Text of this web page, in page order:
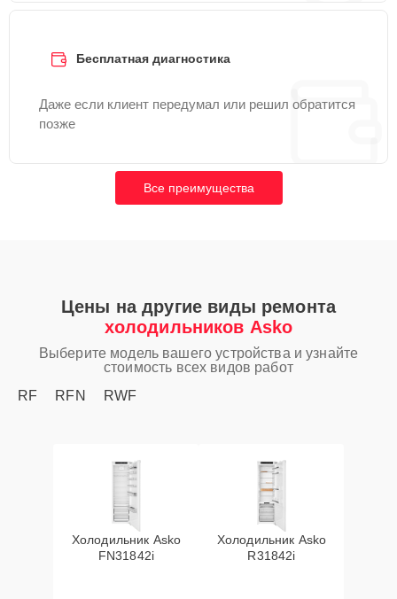
Бесплатная диагностика
Даже если клиент передумал или решил обратится
позже
Все преимущества
Цены на другие виды ремонта
холодильников Asko
Выберите модель вашего устройства и узнайте
стоимость всех видов работ
RF
RFN RWF
Холодильник Asko
FN31842i
Холодильник Asko
R31842i